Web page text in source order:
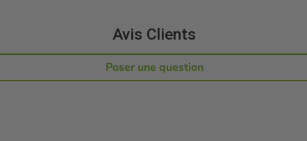
Avis Clients
Poser une question